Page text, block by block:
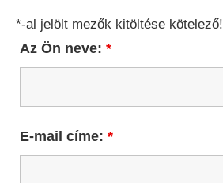
*-al jelölt mezők kitöltése kötelező!
Az Ön neve: *
E-mail címe: *